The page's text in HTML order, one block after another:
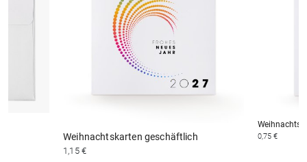
Weihnachtskarten geschäftlich
1,15 €
0,75 €